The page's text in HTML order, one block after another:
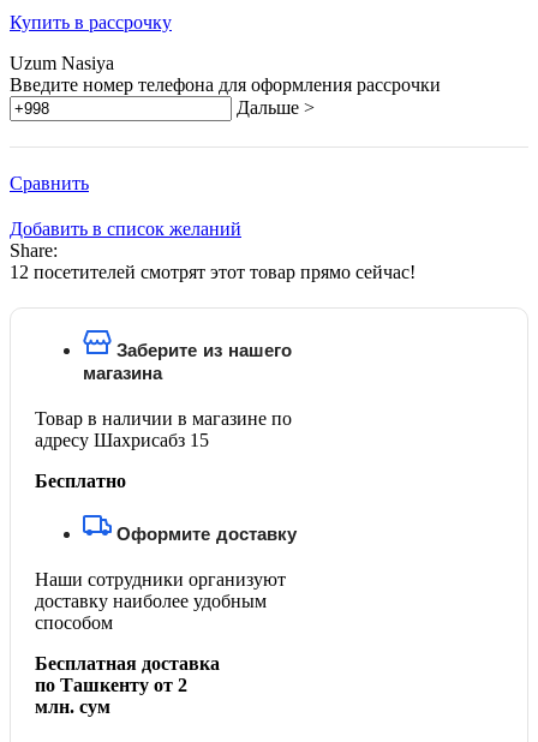
Купить в рассрочку
Uzum Nasiya
Введите номер телефона для оформления рассрочки
Дальше >
Сравнить
Добавить в список желаний
Share:
12 посетителей смотрят этот товар прямо сейчас!
Заберите из нашего
магазина
Товар в наличии в магазине по
адресу Шахрисабз 15
Бесплатно
Оформите доставку
Наши сотрудники организуют
доставку наиболее удобным
способом
Бесплатная доставка
по Ташкенту от 2
млн. сум